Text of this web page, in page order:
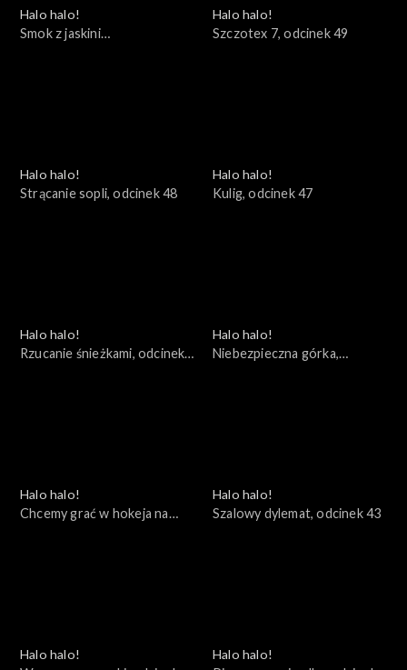
Halo halo!
Smok z jaskini
Halo halo!
Szczotex 7, odcinek 49
Halo halo!
Strącanie sopli, odcinek 48
Halo halo!
Kulig, odcinek 47
Halo halo!
Rzucanie śnieżkami, odcinek
Halo halo!
Niebezpieczna górka,
Halo halo!
Chcemy grać w hokeja na
Halo halo!
Szalowy dylemat, odcinek 43
Halo halo!
Halo halo!